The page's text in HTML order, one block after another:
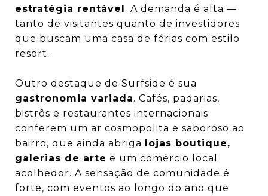
estratégia rentável. A demanda é alta —
tanto de visitantes quanto de investidores
que buscam uma casa de férias com estilo
resort.
Outro destaque de Surfside é sua
gastronomia variada. Cafés, padarias,
bistrôs e restaurantes internacionais
conferem um ar cosmopolita e saboroso ao
bairro, que ainda abriga lojas boutique,
galerias de arte e um comércio local
acolhedor. A sensação de comunidade é
forte, com eventos ao longo do ano que